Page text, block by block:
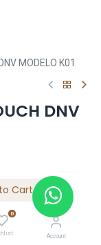
Cart
0
Account
MODELO K01
DNV